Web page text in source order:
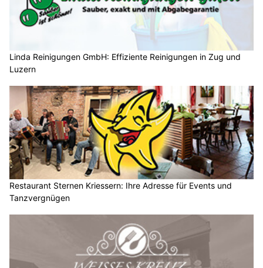
Linda Reinigungen GmbH: Effiziente Reinigungen in Zug und
Luzern
Restaurant Sternen Kriessern: Ihre Adresse für Events und
Tanzvergnügen